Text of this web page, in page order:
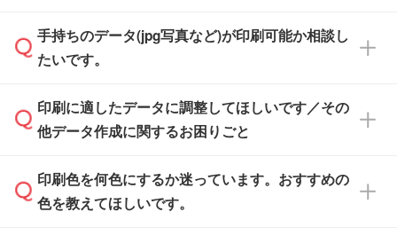
せいただければ、弊社にて無料でデザインデー
タを1点作成いたします。
積・ご注文フォームにアップロードしてご入稿
ください。
ご入稿後は経験豊富なスタッフがデータに不備
がないかチェックし、お客様と確認してから印
刷に進みますので、ご安心ください。
一部商品は入稿用テンプレートのご用意があり
ます。各商品ページの『印刷方法・テンプレー
入稿用のテンプレートはPDF形式ですが、
IllustratorやPhotoshopで開いてご利用いただけ
方」をご確認ください。
手持ちのデータ(jpg写真など)が印刷可能か相談し
たいです。
印刷に適したデータ・解像度かどうか、担当ス
タッフが事前に確認いたします。
ムへ添付いただくか、担当スタッフ宛にメール
でお送りください。
印刷に適したデータに調整してほしいです／その
他データ作成に関するお困りごと
データ作成でお困りの際には、担当スタッフが
サポートいたしますのでお気軽にご相談くださ
印刷色を何色にするか迷っています。おすすめの
色を教えてほしいです。